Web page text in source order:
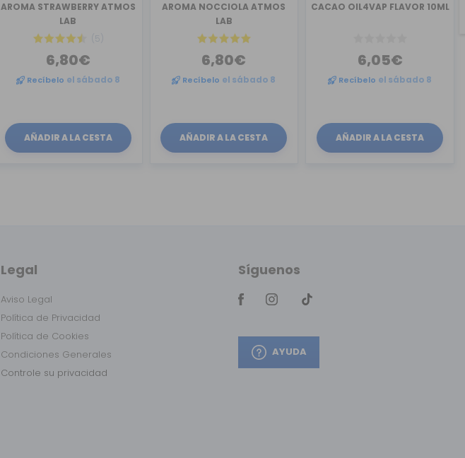
AROMA STRAWBERRY ATMOS
LAB
(5)
6,80€
Recíbelo el sábado 8
AÑADIR A LA CESTA
AROMA NOCCIOLA ATMOS
LAB
6,80€
Recíbelo el sábado 8
AÑADIR A LA CESTA
CACAO OIL4VAP FLAVOR 10ML
6,05€
Recíbelo el sábado 8
AÑADIR A LA CESTA
Legal
Aviso Legal
Política de Privacidad
Política de Cookies
Condiciones Generales
Controle su privacidad
Síguenos
AYUDA